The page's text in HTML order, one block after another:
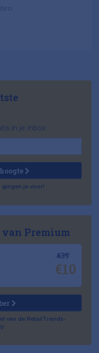
in je inbox
je voor!
Premium
€39
€10
van de RetailTrends-